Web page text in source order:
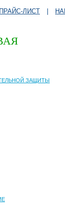
ПРАЙС-ЛИСТ
ЗАЩИТЫ